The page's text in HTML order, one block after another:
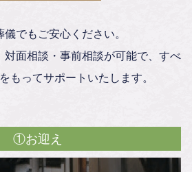
でもご安心ください。
対面相談・事前相談が可能で、すべ
もってサポートいたします。
①お迎え